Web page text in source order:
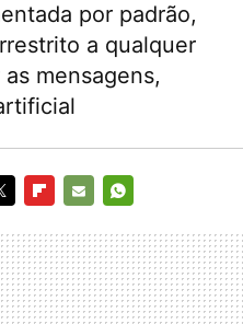
por padrão,
a qualquer
mensagens,
MAIL